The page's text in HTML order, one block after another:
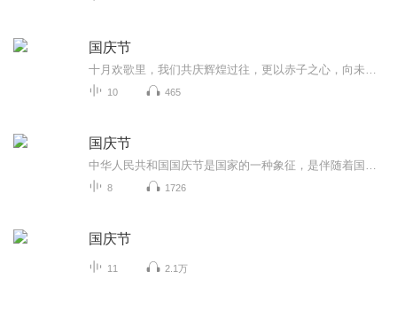
国庆节
10 465
国庆节
8 1726
国庆节
11 2.1万